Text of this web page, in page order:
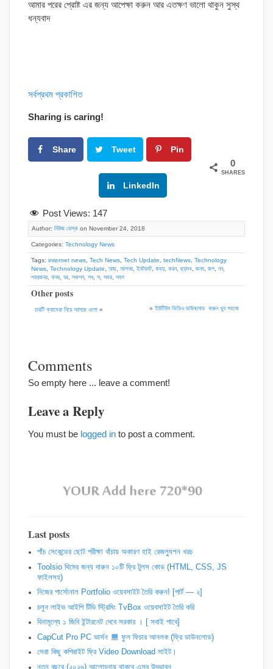
আমার পরের প্রোষ্ট এর জন্য আপেক্ষা করুন আর এতক্ষণ ভালো থাকুন সুস্থ
ধন্যবাদ
সর্বপ্রথম প্রকাশিত
Sharing is caring!
Share Tweet Pin
LinkedIn
0
SHARES
Post Views: 147
Author: নিউজ ডেস্ক on November 24, 2018
Categories: Technology News
Tags: internet news Tech News Tech Update techNews Technology
News Technology Update আছ আপনর ইনটরনট কথয়, করন, ছড়দখ জনয, জপ নন,
পরয়জনর ফনর বর লকশন, শধ, স সমর সযগ
Other posts
চারটি ক্যামেরা নিয়ে আসছে ওপো « » ইউটিউব ভিডিও ডাউনলোড করুন খুব সহজে
Comments
So empty here ... leave a comment!
Leave a Reply
You must be logged in to post a comment.
Last posts
পাঁচ সেকেন্ডের ছোট পরীক্ষা বাঁচায় অকারণ হাই রেজল্যুশন খরচ
Toolsio থিমের জন্য দারুন ১০টি ফ্রি টুলস কোড (HTML, CSS, JS
ফাইলসহ)
নিজের পার্সোনাল Portfolio ওয়েবসাইট তৈরি করুন! [পার্ট — ২]
চলুন লাইভ আইপি টিভি স্ট্রিমিং TvBox ওয়েবসাইট তৈরি করি
বিনামূল্যে ১ জিবি ইন্টারনেট দেবে সরকার । [ সবাই পাবে]
CapCut Pro PC ভার্সন
ফুল ফিচার আনলক (ফ্রি ডাউনলোড)
সেরা কিছু কপিরাইট ফ্রি Video Download সাইট।
নতুন বছরে (২০২৬) আলোচনায় থাকবে এসব উদ্ভাবন